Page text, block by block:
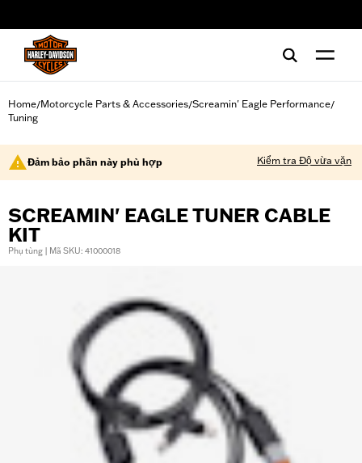
Home/Motorcycle Parts & Accessories/Screamin' Eagle Performance/
Tuning
Đảm bảo phần này phù hợp Kiểm tra Độ vừa vặn
SCREAMIN' EAGLE TUNER CABLE
KIT
Phụ tùng | Mã SKU: 41000018